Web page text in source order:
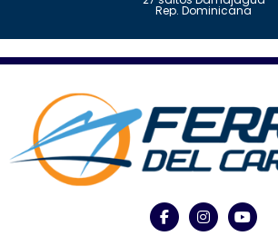
Rep. Dominicana